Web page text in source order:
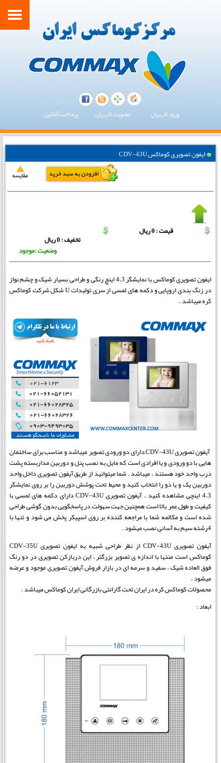
ورود کاربران عضویت کاربران پرداخت آنلاین
ایفون تصویری کوماکس CDV-43U
قیمت : 0 ریال
تخفیف : 0 ریال
وضعیت :موجود
ایفون تصویری کوماکس با نمایشگر 4.3 اینچ رنگی و طراحی بسیار شیک و چشم نواز
در زنگ بندی اروپایی و دکمه های لمسی از سری تولیدات U شکل شرکت کوماکس
کره میباشد .
آیفون تصویری CDV-43U دارای دو ورودی تصویر میباشد و مناسب برای ساختمان
هایی با دو ورودی و یا افرادی است که مایل به نصب پنل و دوربین مداربسته پشت
درب واحد خود هستند ، میباشد . شما میتوانید از طریق آیفون تصویری داخل واحد
دوربین یک و یا دو را انتخاب کنید و محیط تحت پوشش دوربین را بر روی نمایشگر
4.3 اینچی مشاهده کنید . آیفون تصویری CDV-43U دارای دکمه های لمسی با
کیفیت و طول عمر بالا است همچنین جهت سهولت در پاسخگویی بدون گوشی طراحی
شده است و مکالمه شما با مراجعه کننده بر روی اسپیکر پخش می شود و تنها با
4رشته سیم به آسانی نصب میشود .
آیفون تصویری CDV-43U از نظر طراحی شبیه به ایفون تصویری CDV-35U
کوماکس است منتها با اندازه ی تصویر بزرگتر ، این دربازکن تصویری در دو رنگ
فوق العاده شیک ، سفید و سرمه ای در بازار فروش آیفون تصویری موجود و عرضه
میشود .
محصولات کوماکس کره در ایران تحت گارانتی بازرگانی ایران کوماکس میباشد .
ابعاد :